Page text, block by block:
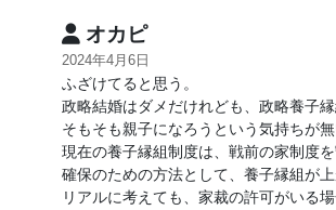
オカピ
2024年4月6日
ふざけてると思う。
政略結婚はダメだけれども、政略養子
そもそも親子になろうという気持ちが
現在の養子縁組制度は、戦前の家制度
確保のための方法として、養子縁組が
リアルに考えても、家裁の許可がいる